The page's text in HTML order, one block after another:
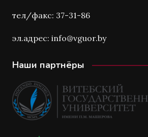
тел/факс: 37-31-86
эл.адрес: info@vguor.by
Наши партнёры